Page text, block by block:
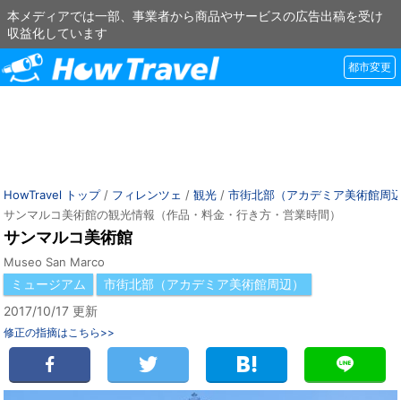
本メディアでは一部、事業者から商品やサービスの広告出稿を受け
収益化しています
都市変更
HowTravel トップ/ フィレンツェ / 観光 / 市街北部（アカデミア美術館周
サンマルコ美術館の観光情報（作品・料金・行き方・営業時間）
サンマルコ美術館
Museo San Marco
ミュージアム
市街北部（アカデミア美術館周辺）
2017/10/17 更新
修正の指摘はこちら>>